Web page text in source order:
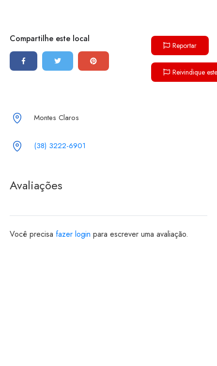
Compartilhe este local
Reportar
Reivindique
Montes Claros
(38) 3222-6901
Avaliações
Você precisa fazer login para escrever uma avaliação.